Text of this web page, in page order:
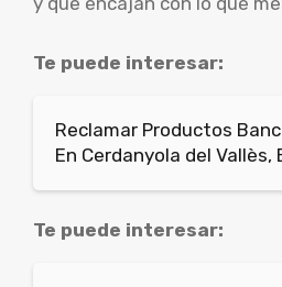
Te puede interesar:
Reclamar Productos
En Cerdanyola del Vallès,
Te puede interesar: